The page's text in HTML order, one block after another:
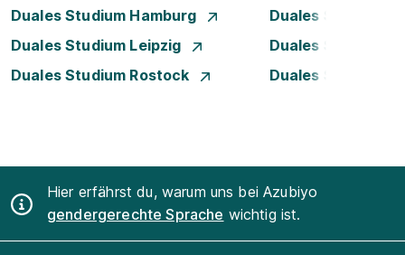
Duales Studium Hamburg
Duales Studium
Duales Studium Leipzig
Duales Studium
Duales Studium Rostock
Duales Studium
Hier erfährst du, warum uns bei Azubiyo
gendergerechte Sprache wichtig ist.